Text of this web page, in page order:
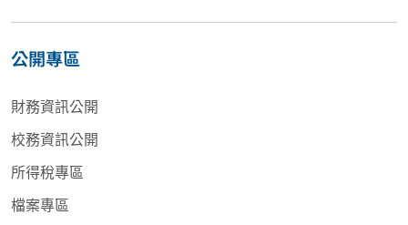
公開專區
財務資訊公開
校務資訊公開
所得稅專區
檔案專區